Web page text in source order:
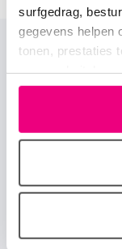
surfgedrag,
gegevens helpen
tonen, prestaties
moment wijzigen
linksonder elke
in het tabblad
Primair
footer
Home
Veelgestelde
Secundaire
menu
Over longziekten